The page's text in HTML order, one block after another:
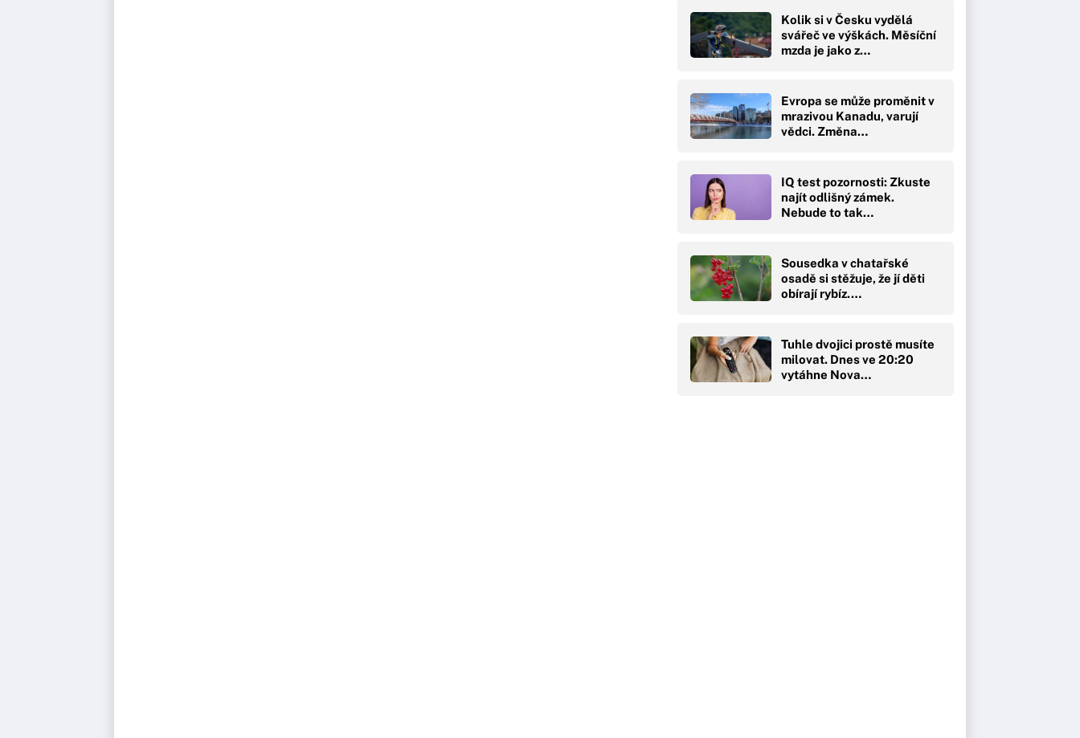
Kolik si v Česku vydělá
svářeč ve výškách. Měsíční
mzda je jako z…
Evropa se může proměnit v
mrazivou Kanadu, varují
vědci. Změna…
IQ test pozornosti: Zkuste
najít odlišný zámek.
Nebude to tak…
Sousedka v chatařské
osadě si stěžuje, že jí děti
obírají rybíz.…
Tuhle dvojici prostě musíte
milovat. Dnes ve 20:20
vytáhne Nova…